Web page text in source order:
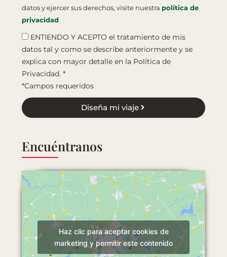
datos y ejercer sus derechos, visite nuestra política de
privacidad
ENTIENDO Y ACEPTO el tratamiento de mis
datos tal y como se describe anteriormente y se
explica con mayor detalle en la Política de
Privacidad. *
*Campos requeridos
Diseña mi viaje
Encuéntranos
Haz clic para aceptar cookies de
marketing y permitir este contenido